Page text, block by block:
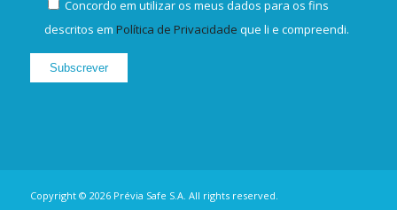
Concordo em utilizar os meus dados para os fins
descritos em Política de Privacidade que li e compreendi.
Copyright © 2026 Prévia Safe S.A. All rights reserved.